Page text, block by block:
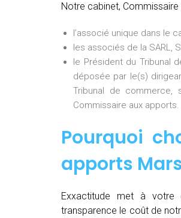
Notre cabinet,
l’associé unique dans le
les associés de la SARL,
le Président du Tribunal
déposée par le(s)
Tribunal de
Commissaire aux apports.
Pourquoi
apports
Exxactitude met à votre
transparence le coût de